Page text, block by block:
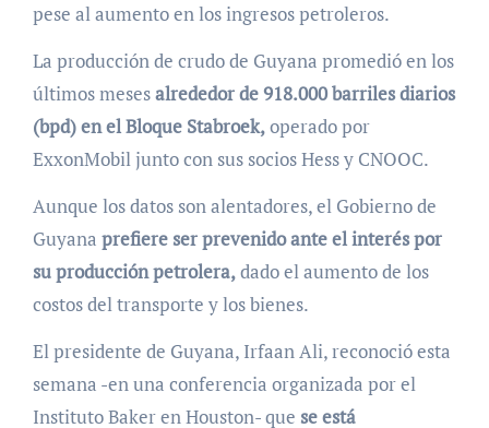
pese al aumento en los ingresos petroleros.
La producción de crudo de Guyana promedió en los
últimos mesesalrededor de 918.000 barriles diarios
(bpd) en el Bloque Stabroek,operado por
ExxonMobil junto con sus socios Hess y CNOOC.
Aunque los datos son alentadores, el Gobierno de
Guyana prefiere ser prevenido ante el interés por
su producción petrolera,dado el aumento de los
costos del transporte y los bienes.
El presidente de Guyana, Irfaan Ali, reconoció esta
semana -en una conferencia organizada por el
Instituto Baker en Houston- que se está